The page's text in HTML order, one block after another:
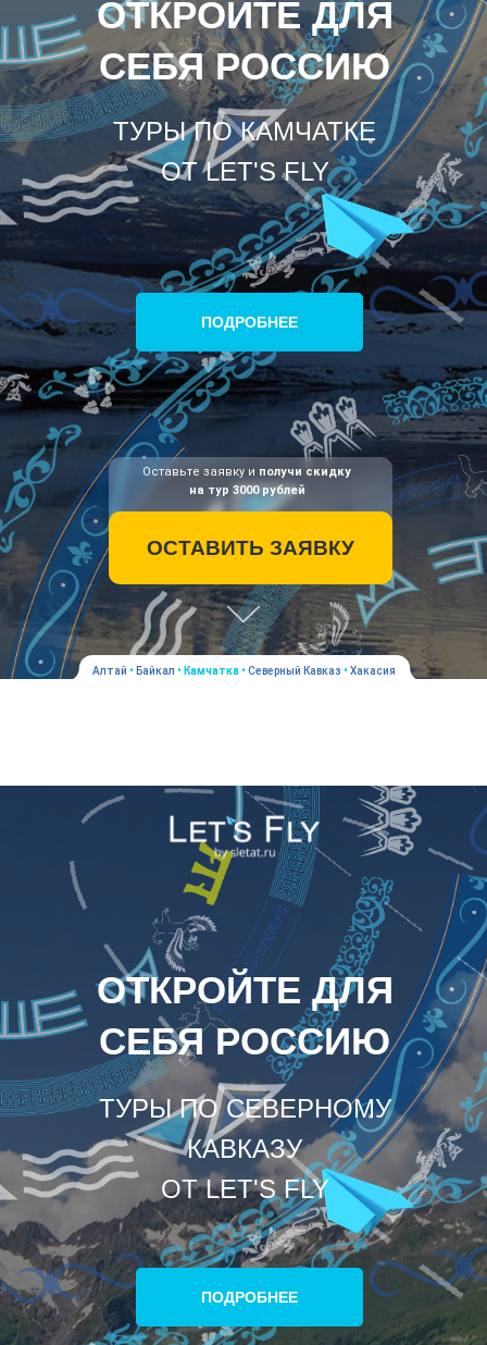
Алтай • Байкал • Камчатка•Северный Кавказ •Хакасия
ПОДРОБНЕЕ
ОТКРОЙТЕ ДЛЯ
СЕБЯ РОССИЮ
ТУРЫ ПО КАМЧАТКЕ
ОТ LET'S FLY
Оставьте заявку и получи скидку
на тур 3000 рублей
ОСТАВИТЬ ЗАЯВКУ
ПОДРОБНЕЕ
ОТКРОЙТЕ ДЛЯ
СЕБЯ РОССИЮ
ТУРЫ ПО СЕВЕРНОМУ
КАВКАЗУ
ОТ LET'S FLY